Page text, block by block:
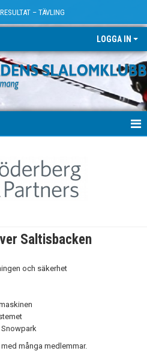
– TÄVLING
LOGGA IN
Saltisbacken
och säkerhet
Snowpark
många medlemmar.